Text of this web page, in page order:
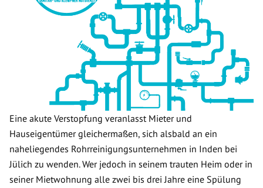
Eine akute Verstopfung veranlasst Mieter und
Hauseigentümer gleichermaßen, sich alsbald an ein
naheliegendes Rohrreinigungsunternehmen in Inden bei
Jülich zu wenden. Wer jedoch in seinem trauten Heim oder in
seiner Mietwohnung alle zwei bis drei Jahre eine Spülung